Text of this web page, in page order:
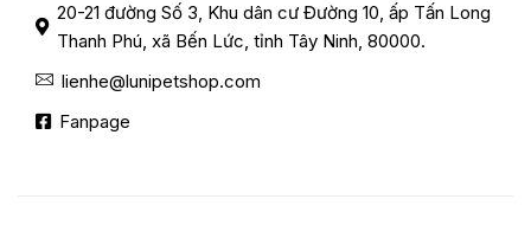
20-21 đường Số 3, Khu dân cư Đường 10, ấp Tấn Long
Thanh Phú, xã Bến Lức, tỉnh Tây Ninh, 80000.
lienhe@lunipetshop.com
Fanpage